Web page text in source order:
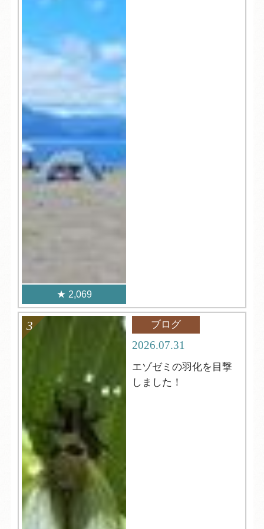
2,069
ブログ
2026.07.31
エゾゼミの羽化を目撃
しました！